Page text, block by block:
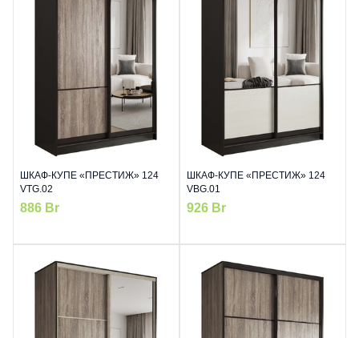
ШКАФ-КУПЕ «ПРЕСТИЖ» 124
VTG.02
886 Br
ШКАФ-КУПЕ «ПРЕСТИЖ» 124
VBG.01
926 Br